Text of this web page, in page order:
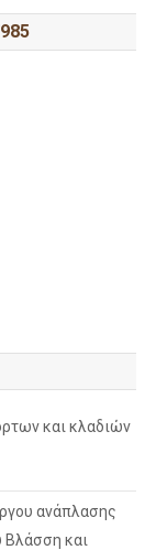
και κλαδιών
ανάπλασης
Βλάσση και